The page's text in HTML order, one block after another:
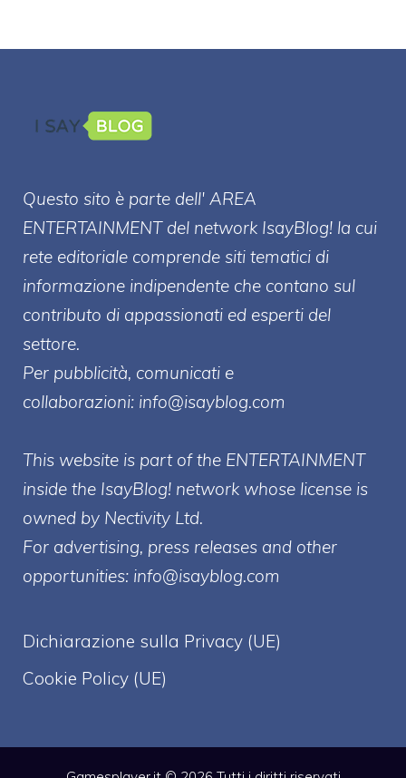
Questo sito è parte dell' AREA
ENTERTAINMENT del network IsayBlog! la cui
rete editoriale comprende siti tematici di
informazione indipendente che contano sul
contributo di appassionati ed esperti del
settore.
Per pubblicità, comunicati e
collaborazioni: info@isayblog.com
This website is part of the ENTERTAINMENT
inside the IsayBlog! network whose license is
owned by Nectivity Ltd.
For advertising, press releases and other
opportunities: info@isayblog.com
Dichiarazione sulla Privacy (UE)
Cookie Policy (UE)